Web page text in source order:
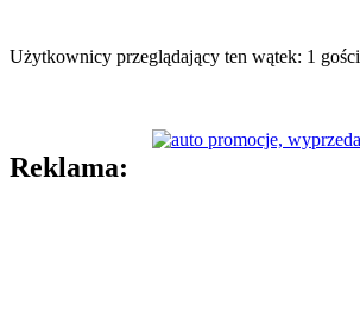
Użytkownicy przeglądający ten wątek: 1 gości
Reklama: